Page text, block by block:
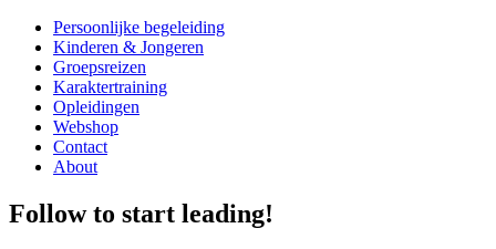
Persoonlijke begeleiding
Kinderen & Jongeren
Groepsreizen
Karaktertraining
Opleidingen
Webshop
Contact
About
Follow to start leading!